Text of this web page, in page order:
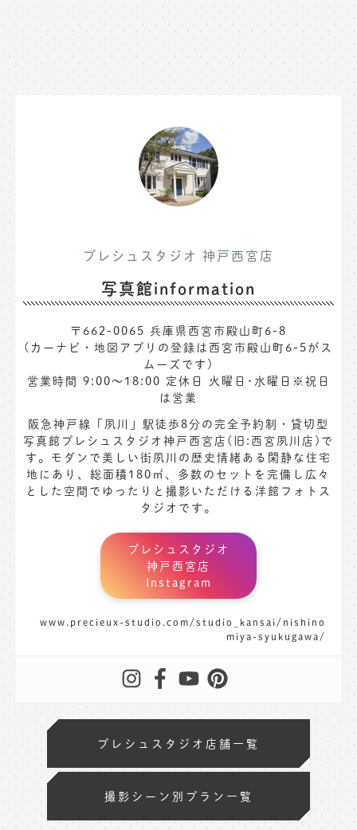
プレシュスタジオ 神戸西宮店
写真館information
〒662-0065 兵庫県西宮市殿山町6-8
(カーナビ・地図アプリの登録は西宮市殿山町6-5がス
ムーズです)
営業時間 9:00〜18:00 定休日 火曜日･水曜日※祝日
は営業
阪急神戸線「夙川」駅徒歩8分の完全予約制・貸切型
写真館プレシュスタジオ神戸西宮店(旧:西宮夙川店)で
す。モダンで美しい街夙川の歴史情緒ある閑静な住宅
地にあり、総面積180㎡、多数のセットを完備し広々
とした空間でゆったりと撮影いただける洋館フォトス
タジオです。
プレシュスタジオ
神戸西宮店
Instagram
www.precieux-studio.com/studio_kansai/nishino
miya-syukugawa/
プレシュスタジオ店舗一覧
撮影シーン別プラン一覧